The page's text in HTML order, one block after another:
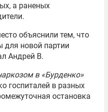
а раненых
объяснили тем, что
для новой партии
Андрей В.
в «Бурденко»
госпиталей в разных
остановка